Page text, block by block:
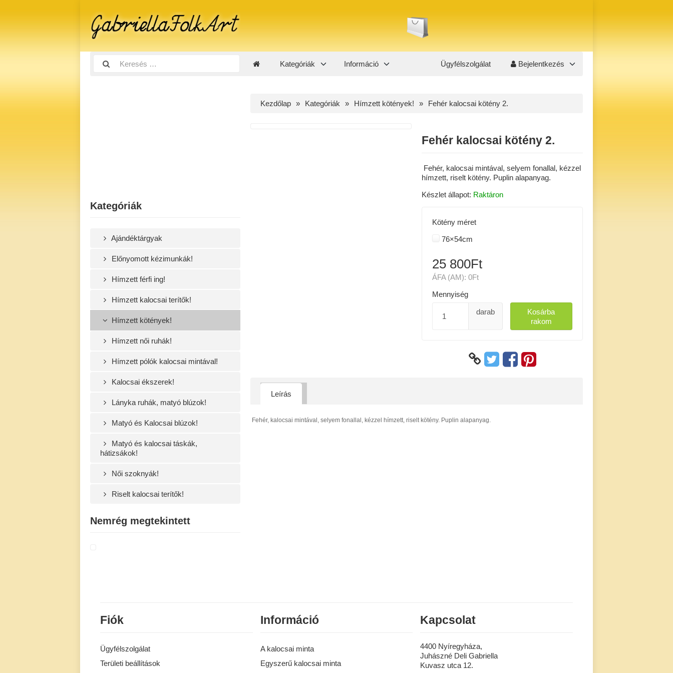
Kategóriák Információ Ügyfélszolgálat Bejelentkezés
Kategóriák
Ajándéktárgyak
Előnyomott kézimunkák!
Hímzett férfi ing!
Hímzett kalocsai terítők!
Hímzett kötények!
Hímzett női ruhák!
Hímzett pólók kalocsai mintával!
Kalocsai ékszerek!
Lányka ruhák, matyó blúzok!
Matyó és Kalocsai blúzok!
Matyó és kalocsai táskák,
hátizsákok!
Női szoknyák!
Riselt kalocsai terítők!
Nemrég megtekintett
Kezdőlap Kategóriák Hímzett kötények! Fehér kalocsai kötény 2.
Fehér kalocsai kötény 2.
Fehér, kalocsai mintával, selyem fonallal, kézzel
hímzett, riselt kötény. Puplin alapanyag.
Készlet állapot: Raktáron
Kötény méret
76×54cm
25 800Ft
ÁFA (AM): 0Ft
Mennyiség
darab
Kosárba
rakom
Leírás
Fehér, kalocsai mintával, selyem fonallal, kézzel hímzett, riselt kötény. Puplin alapanyag.
Fiók
Ügyfélszolgálat
Területi beállítások
Információ
A kalocsai minta
Egyszerű kalocsai minta
Kapcsolat
4400 Nyíregyháza,
Juhászné Deli Gabriella
Kuvasz utca 12.